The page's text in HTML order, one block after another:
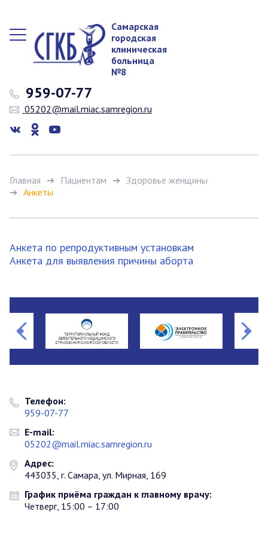
Самарская
городская
клиническая
больница
№8
959-07-77
05202@mail.miac.samregion.ru
Главная Пациентам
Здоровье женщины
Анкеты
Анкета по репродуктивным установкам
Анкета для выявления причины аборта
Телефон:
959-07-77
E-mail:
05202@mail.miac.samregion.ru
Адрес:
443035, г. Самара, ул. Мирная, 169
График приёма граждан к главному врачу:
Четверг, 15:00 – 17:00